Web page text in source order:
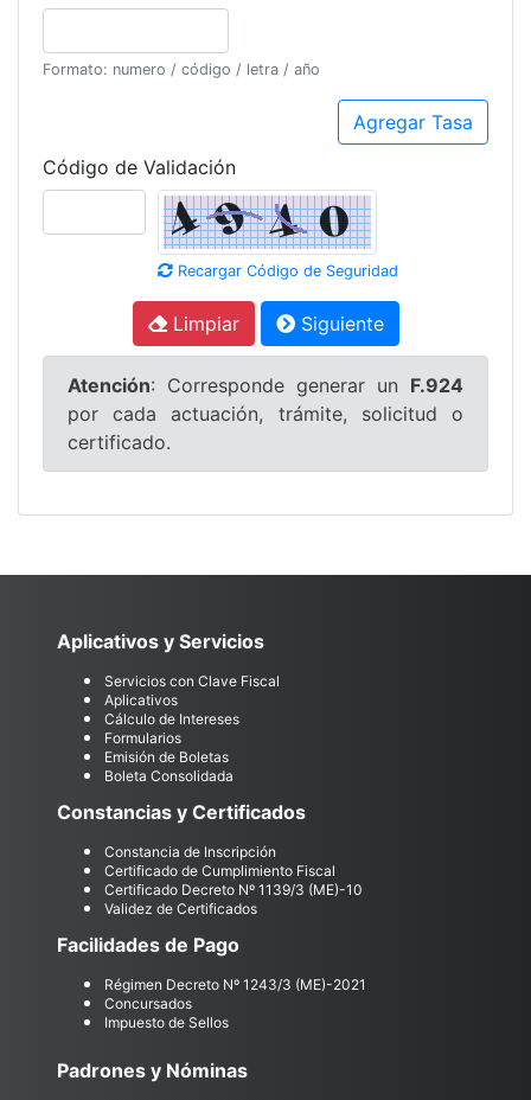
Formato: numero / código / letra / año
Código de Validación
Recargar Código de Seguridad
Limpiar Siguiente
Atención: Corresponde generar un F.924
por cada actuación, trámite, solicitud o
certificado.
Aplicativos y Servicios
Servicios con Clave Fiscal
Aplicativos
Cálculo de Intereses
Formularios
Emisión de Boletas
Boleta Consolidada
Constancias y Certificados
Constancia de Inscripción
Certificado de Cumplimiento Fiscal
Certificado Decreto Nº 1139/3 (ME)-10
Validez de Certificados
Facilidades de Pago
Régimen Decreto Nº 1243/3 (ME)-2021
Concursados
Impuesto de Sellos
Padrones y Nóminas